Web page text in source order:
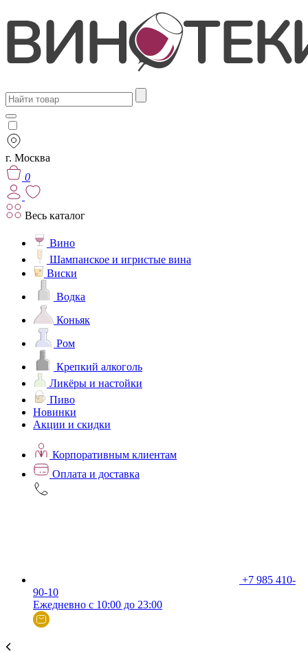
г. Москва
0
Весь каталог
Вино
Шампанское и игристые вина
Виски
Водка
Коньяк
Ром
Крепкий алкоголь
Ликёры и настойки
Пиво
Новинки
Акции и скидки
Корпоративным клиентам
Оплата и доставка
+7 985 410-
90-10
Ежедневно с 10:00 до 23:00